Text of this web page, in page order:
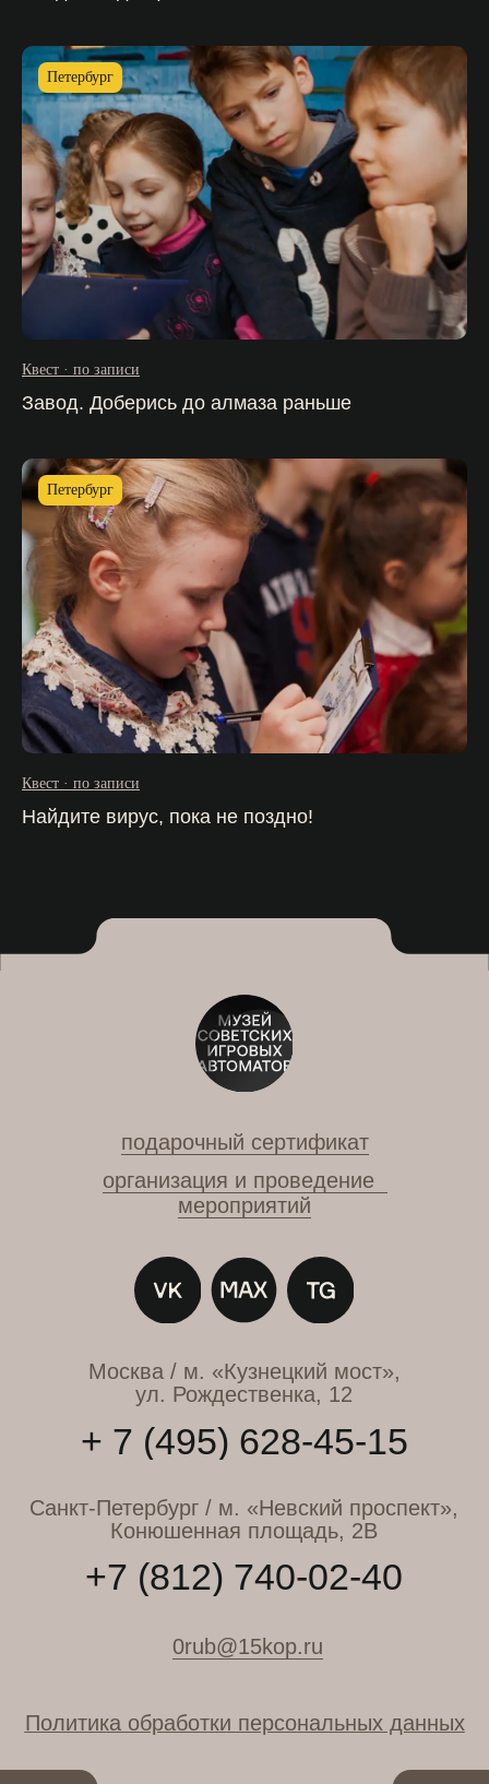
Петербург
Квест · по записи
Завод. Доберись до алмаза раньше
Петербург
Квест · по записи
Найдите вирус, пока не поздно!
Купить билет
подарочный сертификат
организация и проведение
мероприятий
+7 (812) 740-02-40
Санкт-Петербург / м. «Невский проспект»,
Конюшенная площадь, 2В
+ 7 (495) 628-45-15
Москва / м. «Кузнецкий мост»,
0rub@15kop.ru
Политика обработки персональных данных